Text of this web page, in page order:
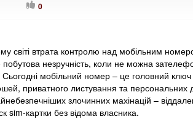
0
світі втрата контролю над мобільним
побутова незручність, коли не можна
Сьогодні мобільний номер – це головний
приватного листування та персональних
злочинних махінацій –
sim-картки без відома власника.